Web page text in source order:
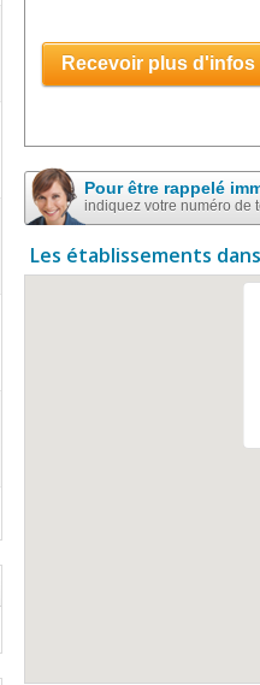
Recevoir plus d'infos
Pour être rappelé
indiquez votre numéro de
Les établissements